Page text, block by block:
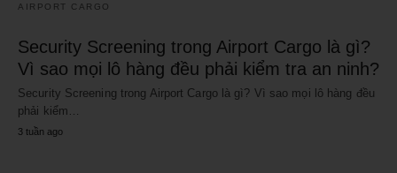
AIRPORT CARGO
Security Screening trong Airport Cargo là gì?
Vì sao mọi lô hàng đều phải kiểm tra an ninh?
Security Screening trong Airport Cargo là gì? Vì sao mọi lô hàng đều
phải kiểm…
3 tuần ago